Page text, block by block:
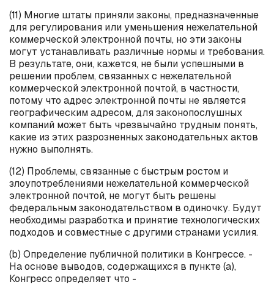
(11) Многие штаты приняли законы, предназначенные
для регулирования или уменьшения нежелательной
коммерческой электронной почты, но эти законы
могут устанавливать различные нормы и требования.
В результате, они, кажется, не были успешными в
решении проблем, связанных с нежелательной
коммерческой электронной почтой, в частности,
потому что адрес электронной почты не является
географическим адресом, для законопослушных
компаний может быть чрезвычайно трудным понять,
какие из этих разрозненных законодательных актов
нужно выполнять.
(12) Проблемы, связанные с быстрым ростом и
злоупотреблениями нежелательной коммерческой
электронной почтой, не могут быть решены
федеральным законодательством в одиночку. Будут
необходимы разработка и принятие технологических
подходов и совместные с другими странами усилия.
(b) Определение публичной политики в Конгрессе. -
На основе выводов, содержащихся в пункте (a),
Конгресс определяет что -